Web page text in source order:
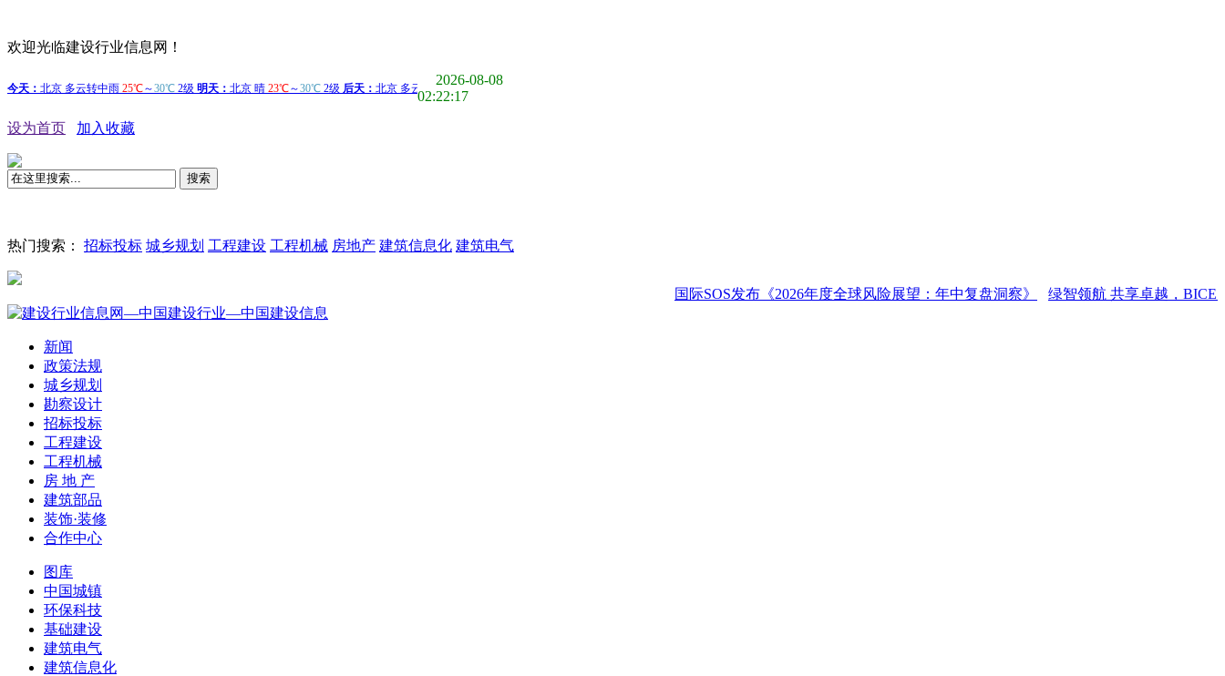
欢迎光临建设行业信息网！
2026-08-08
02:22:18
设为首页 加入收藏
搜索
热门搜索： 招标投标 城乡规划 工程建设 工程机械 房地产 建筑信息化 建筑电气
国际SOS发布《2026年度全球风险展望：年中复盘洞察》 绿智领航 共享卓越，BICES 2027
新闻
政策法规
城乡规划
勘察设计
招标投标
工程建设
工程机械
房 地 产
建筑部品
装饰·装修
合作中心
图库
中国城镇
环保科技
基础建设
建筑电气
建筑信息化